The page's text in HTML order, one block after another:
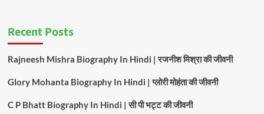
Recent Posts
Rajneesh Mishra Biography In Hindi | रजनीश मिश्रा की जीवनी
Glory Mohanta Biography In Hindi | ग्लोरी मोहंता की जीवनी
C P Bhatt Biography In Hindi | सी पी भट्ट की जीवनी